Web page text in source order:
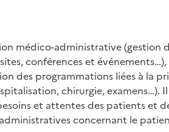
médico-administrative (gestion
conférences et événements…),
des programmations liées à la
chirurgie, examens…). Il
et attentes des patients et
concernant le